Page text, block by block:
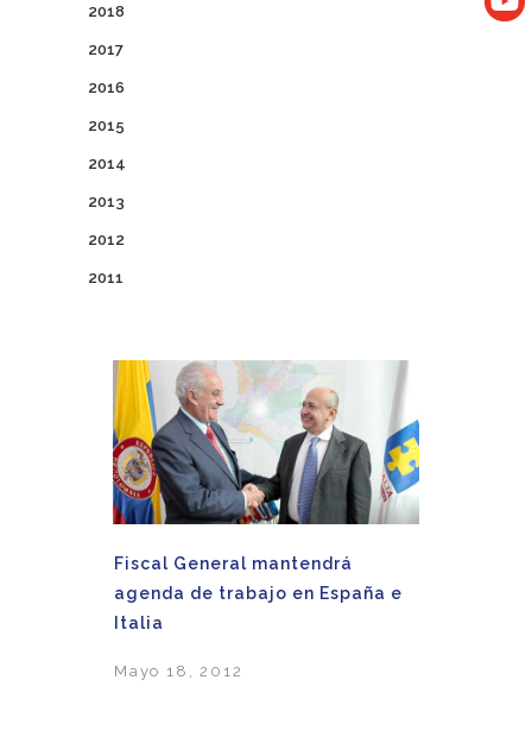
2018
2017
2016
2015
2014
2013
2012
2011
Fiscal General mantendrá
agenda de trabajo en España e
Italia
Mayo 18, 2012